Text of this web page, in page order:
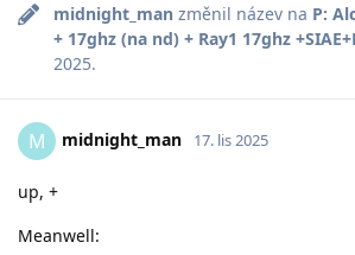
midnight_man změnil název na P:
+ 17ghz (na nd) + Ray1 17ghz
2025.
M midnight_man 17. lis 2025
up, +
Meanwell: